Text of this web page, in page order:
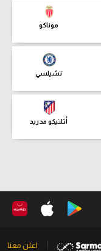
موناكو
تشيلسي
أتلتيكو مدريد
اعلن معنا